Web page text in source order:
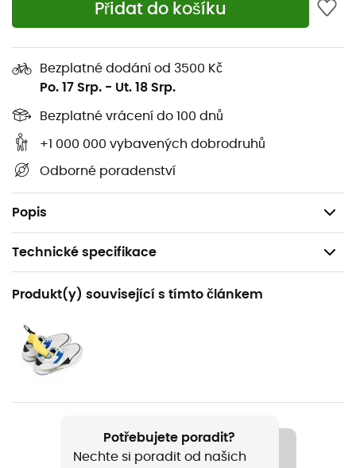
Přidat do košíku
Bezplatné dodání od 3500 Kč
Po. 17 Srp. - Ut. 18 Srp.
Bezplatné vrácení do 100 dnů
+1 000 000 vybavených dobrodruhů
Odborné poradenství
Popis
Sprej na čištění obuvi a vybavení Footwear & Gear
Cleanerje navržen značkou
jemně, aby nepoškodilboty .Sprej na čištění obuvi a
vybavení Footwear & Gear Cleanermaximalizuje
odolné a čisté boty si vyberte
Bluesign® schváleno
Technické specifikace
Doporučené pro
Běžné použití
Název produktu
Footwear & Gear Cleaner
Label
Produkt(y) související s tímto článkem
Potřebujete poradit?
Nechte si poradit od našich